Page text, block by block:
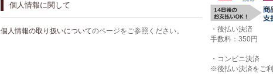
個人情報に関して
個人情報の取り扱いについてのページをご参照ください。
・後払い決済
手数料：350円
・コンビニ決済
※後払い決済をご